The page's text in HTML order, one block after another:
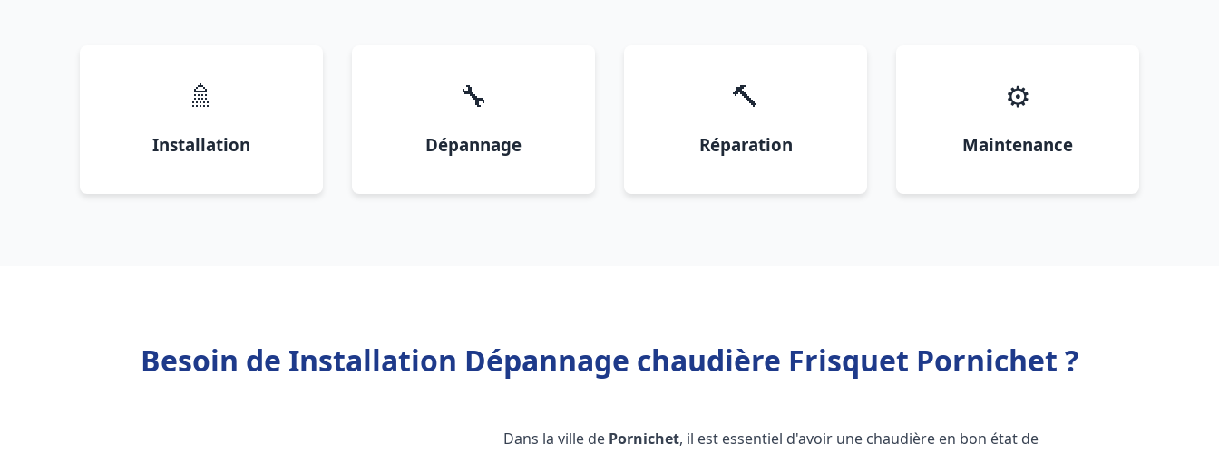
🚿
Installation
🔧
Dépannage
🔨
Réparation
⚙️
Maintenance
Besoin de Installation Dépannage chaudière Frisquet Pornichet ?
Dans la ville de Pornichet, il est essentiel d'avoir une chaudière en bon état de